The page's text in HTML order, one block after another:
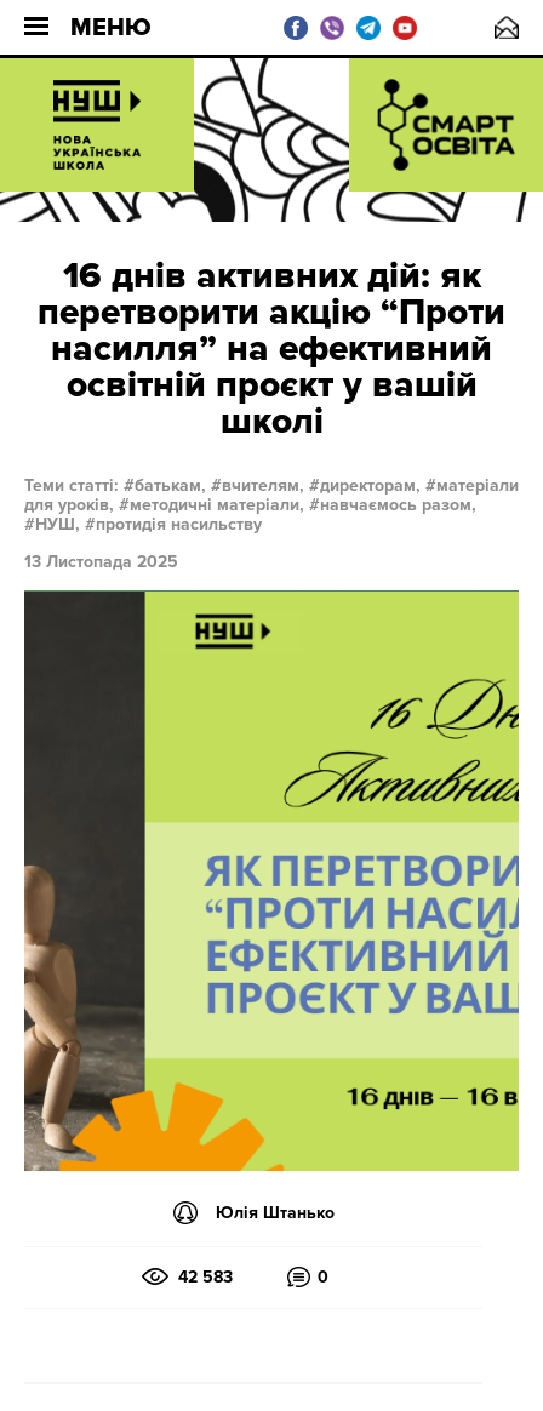
МЕНЮ
16 днів активних дій: як
перетворити акцію “Проти
насилля” на ефективний
освітній проєкт у вашій
школі
Теми статті: батькам, вчителям, директорам,
матеріали
для уроків,
методичні матеріали,
навчаємось разом,
НУШ,
протидія насильству
13 Листопада 2025
Юлія Штанько
42 583 0